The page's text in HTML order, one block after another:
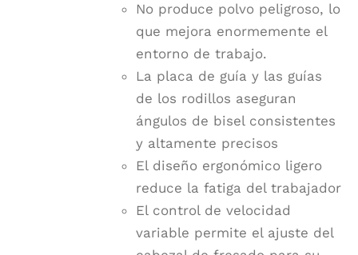
No produce polvo peligroso, lo
que mejora enormemente el
entorno de trabajo.
La placa de guía y las guías
de los rodillos aseguran
ángulos de bisel consistentes
y altamente precisos
El diseño ergonómico ligero
reduce la fatiga del trabajador
El control de velocidad
variable permite el ajuste del